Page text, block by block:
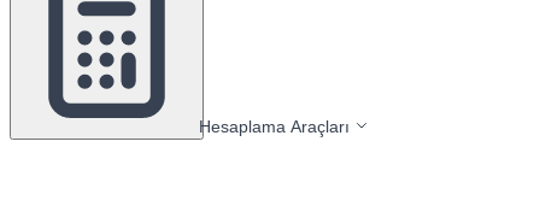
Hesaplama Araçları